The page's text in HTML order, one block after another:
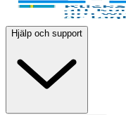
Hjälp och support